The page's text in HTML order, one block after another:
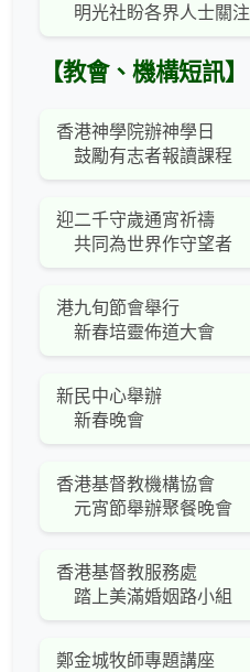
明光社盼各界人士關注
【教會、機構短訊】
香港神學院辦神學日
鼓勵有志者報讀課程
迎二千守歲通宵祈禱
共同為世界作守望者
港九旬節會舉行
新春培靈佈道大會
新民中心舉辦
新春晚會
香港基督教機構協會
元宵節舉辦聚餐晚會
香港基督教服務處
踏上美滿婚姻路小組
鄭金城牧師專題講座